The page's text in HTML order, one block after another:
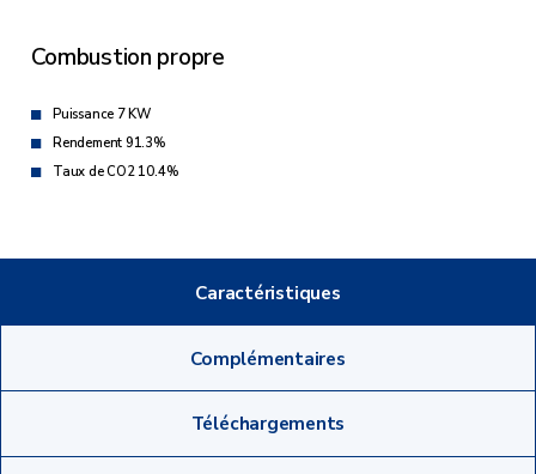
Combustion propre
Puissance 7 KW
Rendement 91.3%
Taux de CO2 10.4%
Caractéristiques
Complémentaires
Téléchargements